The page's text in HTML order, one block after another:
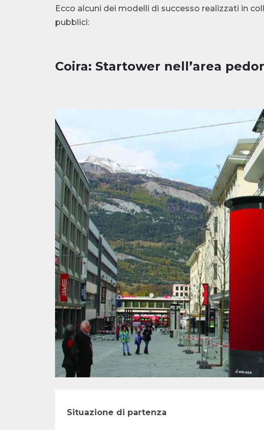
Ecco alcuni dei modelli di successo realizzati in
pubblici:
Coira: Startower nell’area
Situazione di partenza